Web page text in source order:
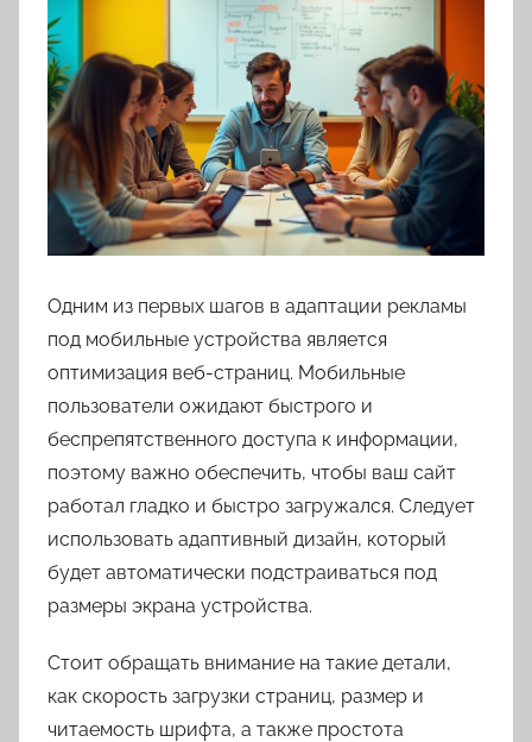
Одним из первых шагов в адаптации рекламы
под мобильные устройства является
оптимизация веб-страниц. Мобильные
пользователи ожидают быстрого и
беспрепятственного доступа к информации,
поэтому важно обеспечить, чтобы ваш сайт
работал гладко и быстро загружался. Следует
использовать адаптивный дизайн, который
будет автоматически подстраиваться под
размеры экрана устройства.
Стоит обращать внимание на такие детали,
как скорость загрузки страниц, размер и
читаемость шрифта, а также простота